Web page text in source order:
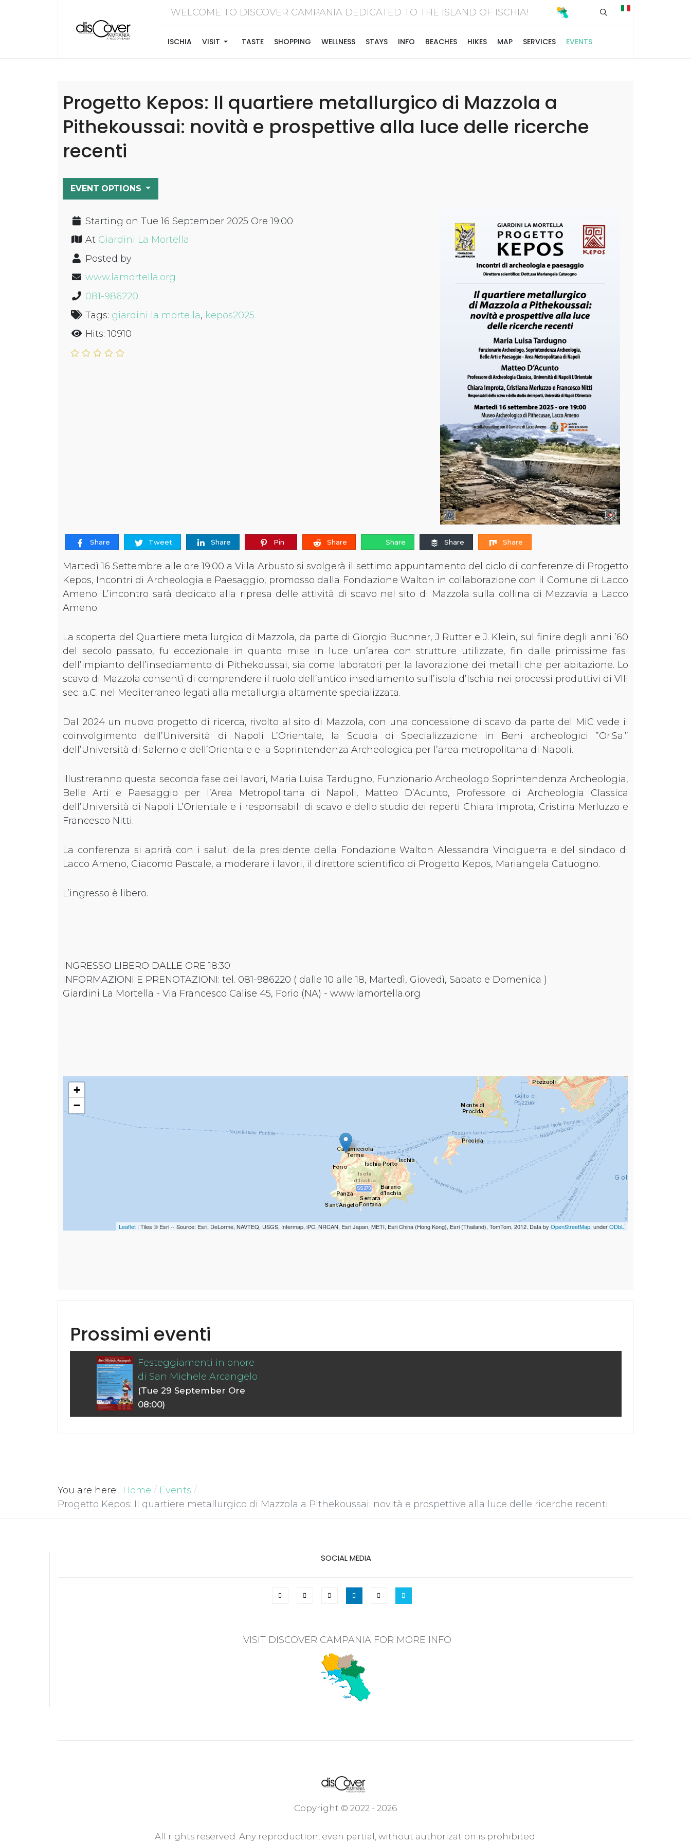
WELCOME TO DISCOVER CAMPANIA DEDICATED TO THE ISLAND OF ISCHIA!
Type 2 or more
ISCHIA VISIT TASTE SHOPPING WELLNESS STAYS INFO BEACHES HIKES MAP SERVICES EVENTS
Progetto Kepos: Il quartiere metallurgico di Mazzola a
Pithekoussai: novità e prospettive alla luce delle ricerche
recenti
EVENT OPTIONS
Starting on Tue 16 September 2025 Ore 19:00
At Giardini La Mortella
Posted by
www.lamortella.org
081-986220
Tags: giardini la mortella, kepos2025
Hits: 10910
Share Tweet Share Pin Share Share Share Share
Martedì 16 Settembre alle ore 19:00 a Villa Arbusto si svolgerà il settimo appuntamento del ciclo di conferenze di Progetto
Kepos, Incontri di Archeologia e Paesaggio, promosso dalla Fondazione Walton in collaborazione con il Comune di Lacco
Ameno. L’incontro sarà dedicato alla ripresa delle attività di scavo nel sito di Mazzola sulla collina di Mezzavia a Lacco
Ameno.
La scoperta del Quartiere metallurgico di Mazzola, da parte di Giorgio Buchner, J Rutter e J. Klein, sul finire degli anni ’60
del secolo passato, fu eccezionale in quanto mise in luce un’area con strutture utilizzate, fin dalle primissime fasi
dell’impianto dell’insediamento di Pithekoussai, sia come laboratori per la lavorazione dei metalli che per abitazione. Lo
scavo di Mazzola consentì di comprendere il ruolo dell’antico insediamento sull’isola d’Ischia nei processi produttivi di VIII
sec. a.C. nel Mediterraneo legati alla metallurgia altamente specializzata.
Dal 2024 un nuovo progetto di ricerca, rivolto al sito di Mazzola, con una concessione di scavo da parte del MiC vede il
coinvolgimento dell’Università di Napoli L’Orientale, la Scuola di Specializzazione in Beni archeologici ”Or.Sa.”
dell’Università di Salerno e dell’Orientale e la Soprintendenza Archeologica per l’area metropolitana di Napoli.
Illustreranno questa seconda fase dei lavori, Maria Luisa Tardugno, Funzionario Archeologo Soprintendenza Archeologia,
Belle Arti e Paesaggio per l’Area Metropolitana di Napoli, Matteo D’Acunto, Professore di Archeologia Classica
dell’Università di Napoli L’Orientale e i responsabili di scavo e dello studio dei reperti Chiara Improta, Cristina Merluzzo e
Francesco Nitti.
La conferenza si aprirà con i saluti della presidente della Fondazione Walton Alessandra Vinciguerra e del sindaco di
Lacco Ameno, Giacomo Pascale, a moderare i lavori, il direttore scientifico di Progetto Kepos, Mariangela Catuogno.
L’ingresso è libero.
INGRESSO LIBERO DALLE ORE 18:30
INFORMAZIONI E PRENOTAZIONI: tel. 081-986220 ( dalle 10 alle 18, Martedì, Giovedì, Sabato e Domenica )
Giardini La Mortella - Via Francesco Calise 45, Forio (NA) - www.lamortella.org
+
−
Leaflet | Tiles © Esri -- Source: Esri, DeLorme, NAVTEQ, USGS, Intermap, iPC, NRCAN, Esri Japan, METI, Esri China (Hong Kong), Esri (Thailand), TomTom, 2012. Data by OpenStreetMap, underODbL .
Prossimi eventi
Festeggiamenti in onore
di San Michele Arcangelo
(Tue 29 September Ore
08:00)
You are here: Home
Events
Progetto Kepos: Il quartiere metallurgico di Mazzola a Pithekoussai: novità e prospettive alla luce delle ricerche recenti
SOCIAL MEDIA
VISIT DISCOVER CAMPANIA FOR MORE INFO
Copyright © 2022 - 2026
All rights reserved. Any reproduction, even partial, without authorization is prohibited.